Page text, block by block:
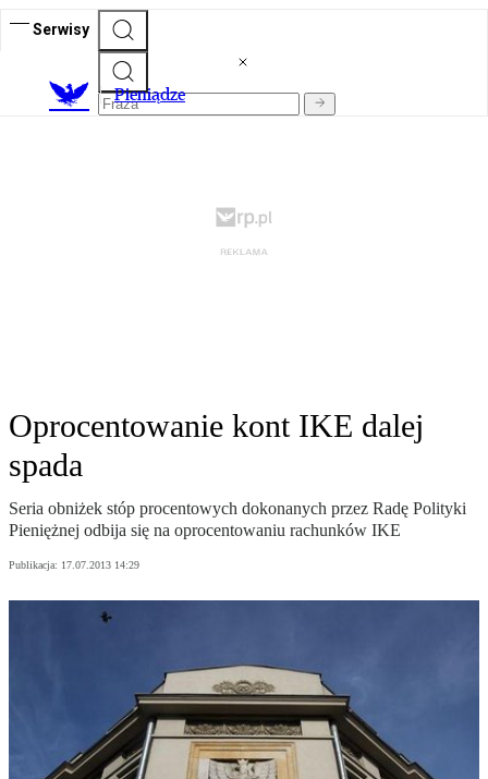
Serwisy
Pieniądze
Oprocentowanie kont IKE dalej
spada
Seria obniżek stóp procentowych dokonanych przez Radę Polityki
Pieniężnej odbija się na oprocentowaniu rachunków IKE
Publikacja: 17.07.2013 14:29